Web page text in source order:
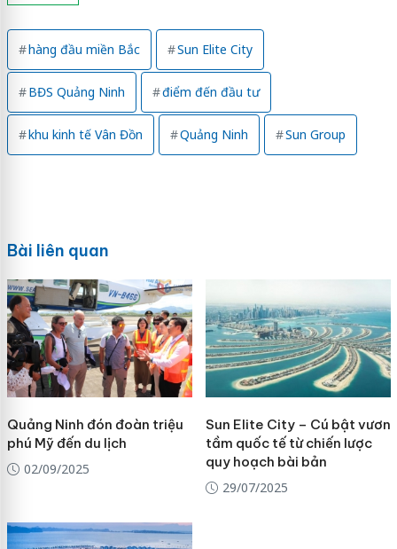
hàng đầu miền Bắc Sun Elite City
BĐS Quảng Ninh điểm đến đầu tư
khu kinh tế Vân Đồn Quảng Ninh Sun Group
Bài liên quan
Quảng Ninh đón đoàn triệu
phú Mỹ đến du lịch
02/09/2025
Sun Elite City – Cú bật vươn
tầm quốc tế từ chiến lược
quy hoạch bài bản
29/07/2025